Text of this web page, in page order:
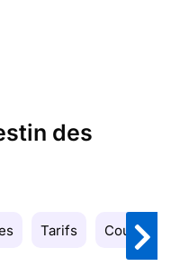
des
Tarifs Couleurs